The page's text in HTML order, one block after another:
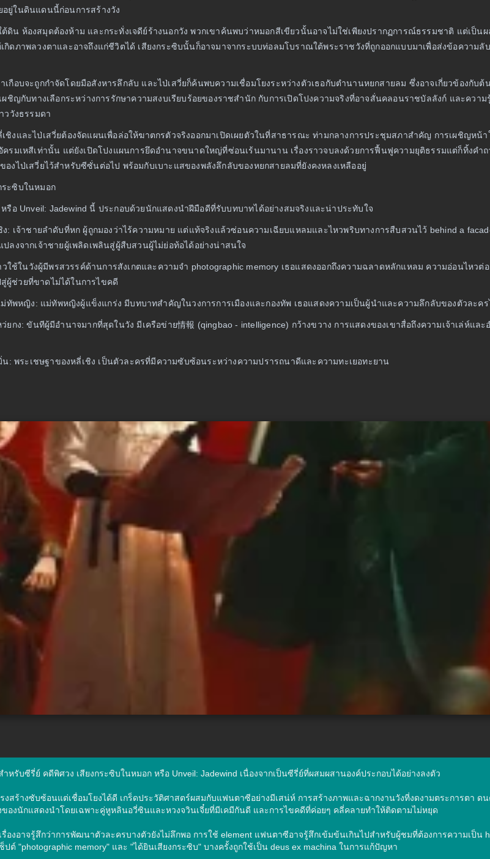
ยู่ในดินแดนนี้ก่อนการสร้างวัง
ดิน ห้องสมุดต้องห้าม และกระทั่งเจดีย์ร้างนอกวัง พวกเขาค้นพบว่าหมอกสีเขียวนั้นอาจไม่ใช่เพียงปรากฏการณ์ธรรมชาติ แต่เป็น
กิดภาพลวงตาและอาจถึงแก่ชีวิตได้ เสียงกระซิบนั้นก็อาจมาจากระบบท่อลมโบราณใต้พระราชวังที่ถูกออกแบบมาเพื่อส่งข้อความลั
เกือบจะถูกกำจัดโดยมือสังหารลึกลับ และไป่เสวี่ยก็ค้นพบความเชื่อมโยงระหว่างตัวเธอกับตำนานหยกสายลม ซึ่งอาจเกี่ยวข้องกับต้
ผชิญกับทางเลือกระหว่างการรักษาความสงบเรียบร้อยของราชสำนัก กับการเปิดโปงความจริงที่อาจสั่นคลอนราชบัลลังก์ และความ
ววังธรรมดา
งและไป่เสวี่ยต้องจัดแผนเพื่อล่อให้ฆาตกรตัวจริงออกมาเปิดเผยตัวในที่สาธารณะ ท่ามกลางการประชุมสภาสำคัญ การเผชิญหน้า
ครมเหสีเท่านั้น แต่ยังเปิดโปงแผนการยึดอำนาจขนาดใหญ่ที่ซ่อนเร้นมานาน เรื่องราวจบลงด้วยการฟื้นฟูความยุติธรรมแต่ก็ทิ้งคำ
องไป่เสวี่ยไว้สำหรับซีซั่นต่อไป พร้อมกับเบาะแสของพลังลึกลับของหยกสายลมที่ยังคงหลงเหลืออยู่
ระซิบในหมอก
รือ Unveil: Jadewind นี้ ประกอบด้วยนักแสดงนำฝีมือดีที่รับบทบาทได้อย่างสมจริงและน่าประทับใจ
: เจ้าชายลำดับที่หก ผู้ถูกมองว่าไร้ความหมาย แต่แท้จริงแล้วซ่อนความเฉียบแหลมและไหวพริบทางการสืบสวนไว้ behind a
ลงจากเจ้าชายผู้เพลิดเพลินสู่ผู้สืบสวนผู้ไม่ย่อท้อได้อย่างน่าสนใจ
วใช้ในวังผู้มีพรสวรรค์ด้านการสังเกตและความจำ photographic memory เธอแสดงออกถึงความฉลาดหลักแหลม ความอ่อนไหวต่
ผู้ช่วยที่ขาดไม่ได้ในการไขคดี
ม่ทัพหญิง: แม่ทัพหญิงผู้แข็งแกร่ง มีบทบาทสำคัญในวงการการเมืองและกองทัพ เธอแสดงความเป็นผู้นำและความลึกลับของตัวละค
กง: ขันทีผู้มีอำนาจมากที่สุดในวัง มีเครือข่าย情報 (qingbao - intelligence) กว้างขวาง การแสดงของเขาสื่อถึงความเจ้าเล่ห์และ
น: พระเชษฐาของหลี่เชิง เป็นตัวละครที่มีความซับซ้อนระหว่างความปรารถนาดีและความทะเยอทะยาน
หรับซีรี่ย์ คดีพิศวง เสียงกระซิบในหมอก หรือ Unveil: Jadewind เนื่องจากเป็นซีรี่ย์ที่ผสมผสานองค์ประกอบได้อย่างลงตัว
รงสร้างซับซ้อนแต่เชื่อมโยงได้ดี เกร็ดประวัติศาสตร์ผสมกับแฟนตาซีอย่างมีเสน่ห์ การสร้างภาพและฉากงานวังที่งดงามตระการตา ด
ของนักแสดงนำโดยเฉพาะคู่หูหลินอวี่ซินและหวงจวินเจี๋ยที่มีเคมีกันดี และการไขคดีที่ค่อยๆ คลี่คลายทำให้ติดตามไม่หยุด
รื่องอาจรู้สึกว่าการพัฒนาตัวละครบางตัวยังไม่ลึกพอ การใช้ element แฟนตาซีอาจรู้สึกเข้มข้นเกินไปสำหรับผู้ชมที่ต้องการความเป็น
ต์ "photographic memory" และ "ได้ยินเสียงกระซิบ" บางครั้งถูกใช้เป็น deus ex machina ในการแก้ปัญหา